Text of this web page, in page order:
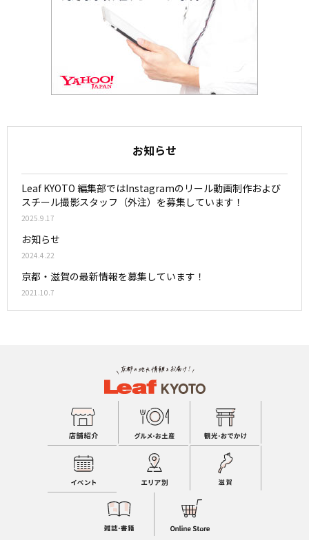
お知らせ
Leaf KYOTO 編集部ではInstagramのリール動画制作および
スチール撮影スタッフ（外注）を募集しています！
2025.9.17
お知らせ
2024.4.22
京都・滋賀の最新情報を募集しています！
2021.10.7